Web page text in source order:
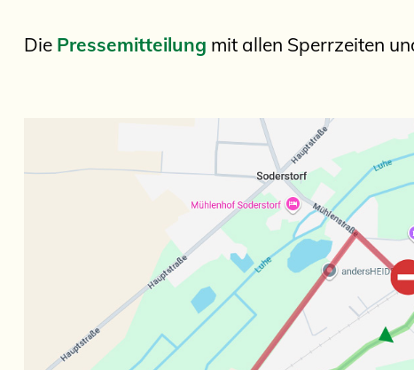
Die Pressemitteilung mit allen Sperrzeiten